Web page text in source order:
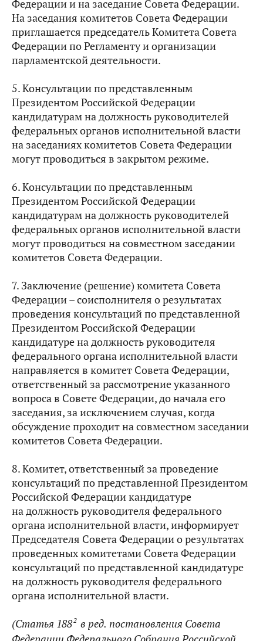
Федерации и на заседание Совета Федерации.
На заседания комитетов Совета Федерации
приглашается председатель Комитета Совета
Федерации по Регламенту и организации
парламентской деятельности.
5. Консультации по представленным
Президентом Российской Федерации
кандидатурам на должность руководителей
федеральных органов исполнительной власти
на заседаниях комитетов Совета Федерации
могут проводиться в закрытом режиме.
6. Консультации по представленным
Президентом Российской Федерации
кандидатурам на должность руководителей
федеральных органов исполнительной власти
могут проводиться на совместном заседании
комитетов Совета Федерации.
7. Заключение (решение) комитета Совета
Федерации – соисполнителя о результатах
проведения консультаций по представленной
Президентом Российской Федерации
кандидатуре на должность руководителя
федерального органа исполнительной власти
направляется в комитет Совета Федерации,
ответственный за рассмотрение указанного
вопроса в Совете Федерации, до начала его
заседания, за исключением случая, когда
обсуждение проходит на совместном заседании
комитетов Совета Федерации.
8. Комитет, ответственный за проведение
консультаций по представленной Президентом
Российской Федерации кандидатуре
на должность руководителя федерального
органа исполнительной власти, информирует
Председателя Совета Федерации о результатах
проведенных комитетами Совета Федерации
консультаций по представленной кандидатуре
на должность руководителя федерального
органа исполнительной власти.
(Статья 1882 в ред. постановления Совета